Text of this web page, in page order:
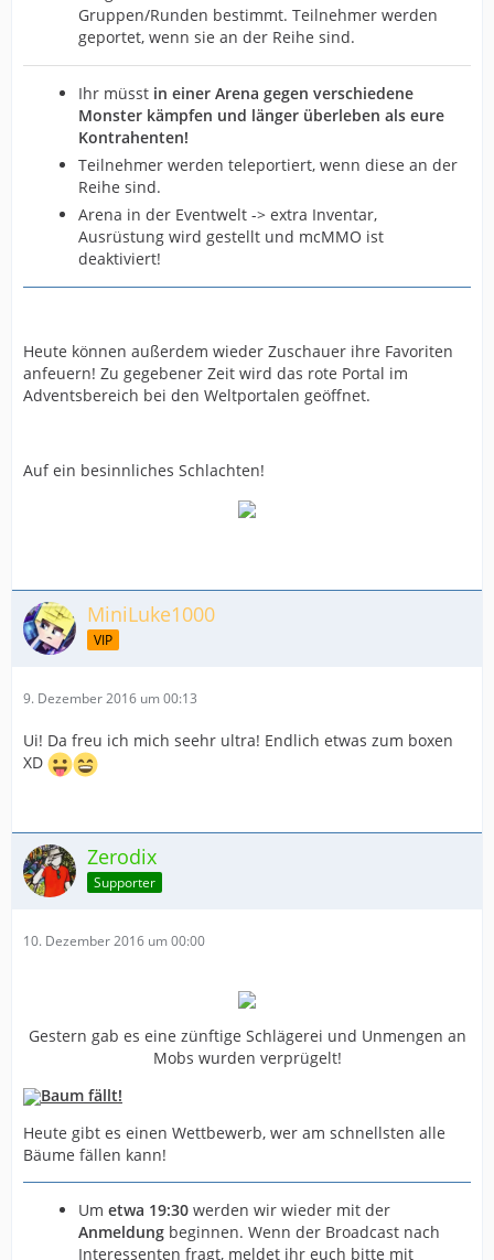
Gruppen/Runden bestimmt. Teilnehmer werden
geportet, wenn sie an der Reihe sind.
Ihr müsst in einer Arena gegen verschiedene
Monster kämpfen und länger überleben als eure
Kontrahenten!
Teilnehmer werden teleportiert, wenn diese an der
Reihe sind.
Arena in der Eventwelt -> extra Inventar,
Ausrüstung wird gestellt und mcMMO ist
deaktiviert!
Heute können außerdem wieder Zuschauer ihre Favoriten
anfeuern! Zu gegebener Zeit wird das rote Portal im
Adventsbereich bei den Weltportalen geöffnet.
Auf ein besinnliches Schlachten!
MiniLuke1000
VIP
9. Dezember 2016 um 00:13
Ui! Da freu ich mich seehr ultra! Endlich etwas zum boxen
XD
Zerodix
Supporter
10. Dezember 2016 um 00:00
Gestern gab es eine zünftige Schlägerei und Unmengen an
Mobs wurden verprügelt!
Baum fällt!
Heute gibt es einen Wettbewerb, wer am schnellsten alle
Bäume fällen kann!
Um etwa 19:30 werden wir wieder mit der
Anmeldung beginnen. Wenn der Broadcast nach
Interessenten fragt, meldet ihr euch bitte mit